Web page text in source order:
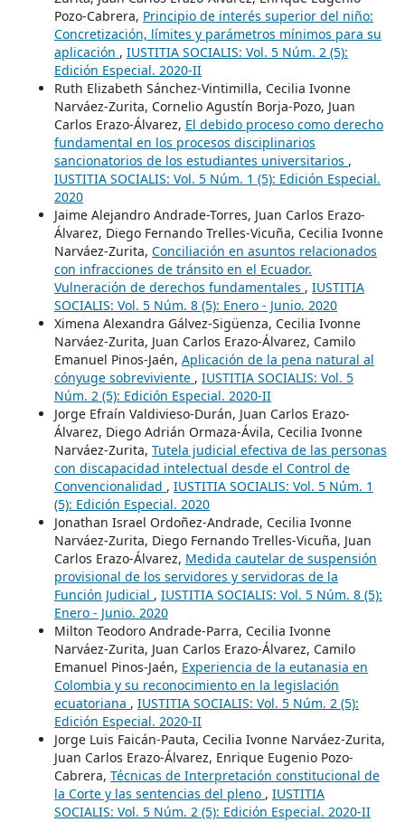
Pozo-Cabrera, Principio de interés superior del niño:
Concretización, límites y parámetros mínimos para su
aplicación , IUSTITIA SOCIALIS: Vol. 5 Núm. 2 (5):
Edición Especial. 2020-II
Ruth Elizabeth Sánchez-Vintimilla, Cecilia Ivonne
Narváez-Zurita, Cornelio Agustín Borja-Pozo, Juan
Carlos Erazo-Álvarez, El debido proceso como derecho
fundamental en los procesos disciplinarios
sancionatorios de los estudiantes universitarios ,
IUSTITIA SOCIALIS: Vol. 5 Núm. 1 (5): Edición Especial.
2020
Jaime Alejandro Andrade-Torres, Juan Carlos Erazo-
Álvarez, Diego Fernando Trelles-Vicuña, Cecilia Ivonne
Narváez-Zurita, Conciliación en asuntos relacionados
con infracciones de tránsito en el Ecuador.
Vulneración de derechos fundamentales , IUSTITIA
SOCIALIS: Vol. 5 Núm. 8 (5): Enero - Junio. 2020
Ximena Alexandra Gálvez-Sigüenza, Cecilia Ivonne
Narváez-Zurita, Juan Carlos Erazo-Álvarez, Camilo
Emanuel Pinos-Jaén, Aplicación de la pena natural al
cónyuge sobreviviente , IUSTITIA SOCIALIS: Vol. 5
Núm. 2 (5): Edición Especial. 2020-II
Jorge Efraín Valdivieso-Durán, Juan Carlos Erazo-
Álvarez, Diego Adrián Ormaza-Ávila, Cecilia Ivonne
Narváez-Zurita, Tutela judicial efectiva de las personas
con discapacidad intelectual desde el Control de
Convencionalidad , IUSTITIA SOCIALIS: Vol. 5 Núm. 1
(5): Edición Especial. 2020
Jonathan Israel Ordoñez-Andrade, Cecilia Ivonne
Narváez-Zurita, Diego Fernando Trelles-Vicuña, Juan
Carlos Erazo-Álvarez, Medida cautelar de suspensión
provisional de los servidores y servidoras de la
Función Judicial , IUSTITIA SOCIALIS: Vol. 5 Núm. 8 (5):
Enero - Junio. 2020
Milton Teodoro Andrade-Parra, Cecilia Ivonne
Narváez-Zurita, Juan Carlos Erazo-Álvarez, Camilo
Emanuel Pinos-Jaén, Experiencia de la eutanasia en
Colombia y su reconocimiento en la legislación
ecuatoriana , IUSTITIA SOCIALIS: Vol. 5 Núm. 2 (5):
Edición Especial. 2020-II
Jorge Luis Faicán-Pauta, Cecilia Ivonne Narváez-Zurita,
Juan Carlos Erazo-Álvarez, Enrique Eugenio Pozo-
Cabrera, Técnicas de Interpretación constitucional de
la Corte y las sentencias del pleno , IUSTITIA
SOCIALIS: Vol. 5 Núm. 2 (5): Edición Especial. 2020-II